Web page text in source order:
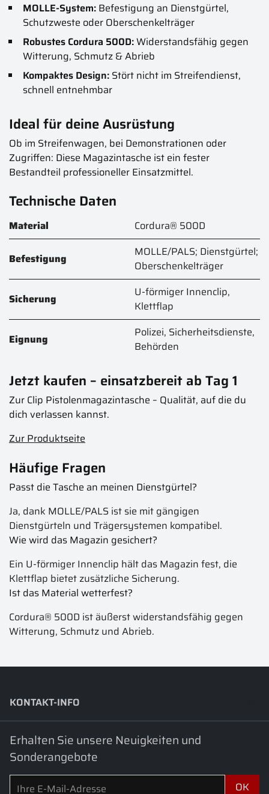
MOLLE-System:Befestigung an Dienstgürtel,
Schutzweste oder Oberschenkelträger
Robustes Cordura 500D:Widerstandsfähig gegen
Witterung, Schmutz & Abrieb
Kompaktes Design:Stört nicht im Streifendienst,
schnell entnehmbar
Ideal für deine Ausrüstung
Ob im Streifenwagen, bei Demonstrationen oder
Zugriffen: Diese Magazintasche ist ein fester
Bestandteil professioneller Einsatzmittel.
Technische Daten
Material Cordura® 500D
Befestigung
MOLLE/PALS; Dienstgürtel;
Oberschenkelträger
Sicherung
U-förmiger Innenclip,
Klettflap
Eignung
Polizei, Sicherheitsdienste,
Behörden
Jetzt kaufen – einsatzbereit ab Tag 1
Zur Clip Pistolenmagazintasche – Qualität, auf die du
dich verlassen kannst.
Zur Produktseite
Häufige Fragen
Passt die Tasche an meinen Dienstgürtel?
Ja, dank MOLLE/PALS ist sie mit gängigen
Dienstgürteln und Trägersystemen kompatibel.
Wie wird das Magazin gesichert?
Ein U-förmiger Innenclip hält das Magazin fest, die
Klettflap bietet zusätzliche Sicherung.
Ist das Material wetterfest?
Cordura® 500D ist äußerst widerstandsfähig gegen
Witterung, Schmutz und Abrieb.
KONTAKT-INFO
Erhalten Sie unsere Neuigkeiten und
Sonderangebote